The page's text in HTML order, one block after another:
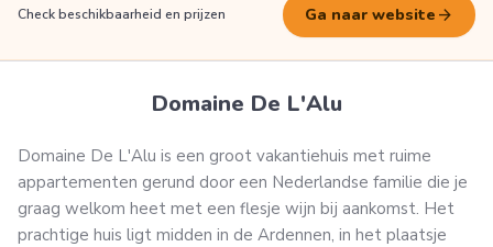
Check beschikbaarheid en prijzen Ga naar website arrow_forward
Domaine De L'Alu
Domaine De L'Alu is een groot vakantiehuis met ruime
appartementen gerund door een Nederlandse familie die je
graag welkom heet met een flesje wijn bij aankomst. Het
prachtige huis ligt midden in de Ardennen, in het plaatsje